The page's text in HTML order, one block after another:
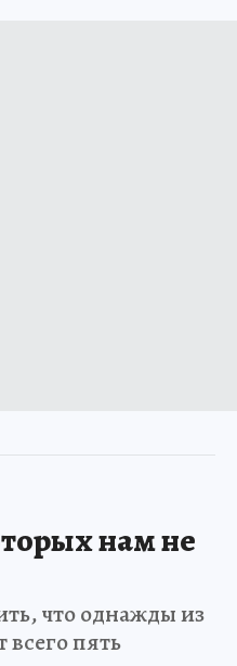
нам не
что однажды из
пять